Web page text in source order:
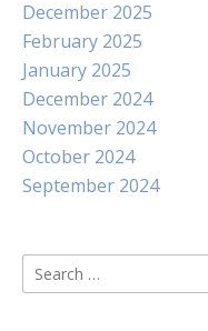
December 2025
February 2025
January 2025
December 2024
November 2024
October 2024
September 2024
Search
for: